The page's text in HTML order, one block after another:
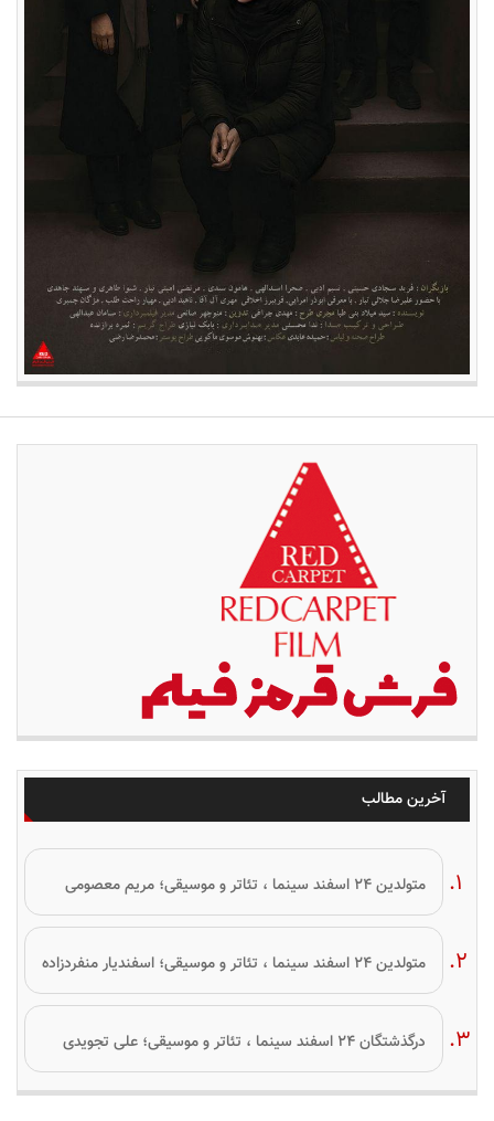
آخرین مطالب
متولدین ۲۴ اسفند سینما ، تئاتر و موسیقی؛ مریم معصومی
متولدین ۲۴ اسفند سینما ، تئاتر و موسیقی؛ اسفندیار منفردزاده
درگذشتگان ۲۴ اسفند سینما ، تئاتر و موسیقی؛ علی تجویدی